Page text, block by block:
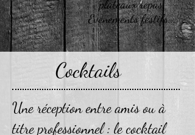
plateaux repas,
Evénements festifs...
Cocktails
Une réception entre amis ou à
titre professionnel : le cocktail